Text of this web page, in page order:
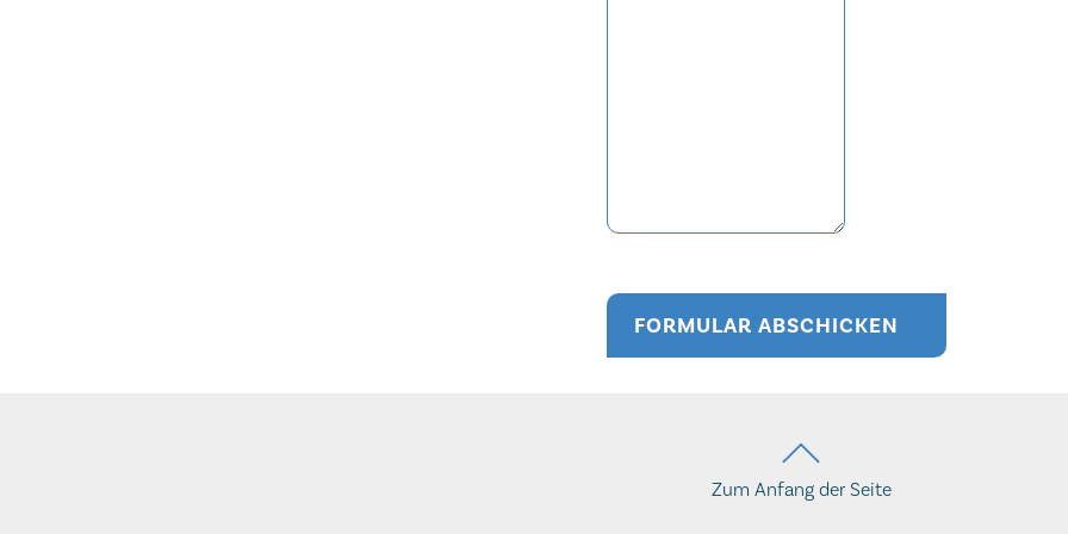
FORMULAR ABSCHICKEN
Zum Anfang der Seite